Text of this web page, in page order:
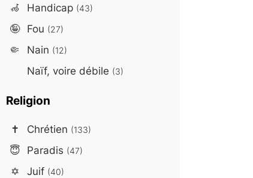
🦽 Handicap (43)
🤪 Fou (27)
🤏 Nain (12)
Naïf, voire débile (3)
Religion
✝️ Chrétien (133)
😇 Paradis (47)
✡️ Juif (40)